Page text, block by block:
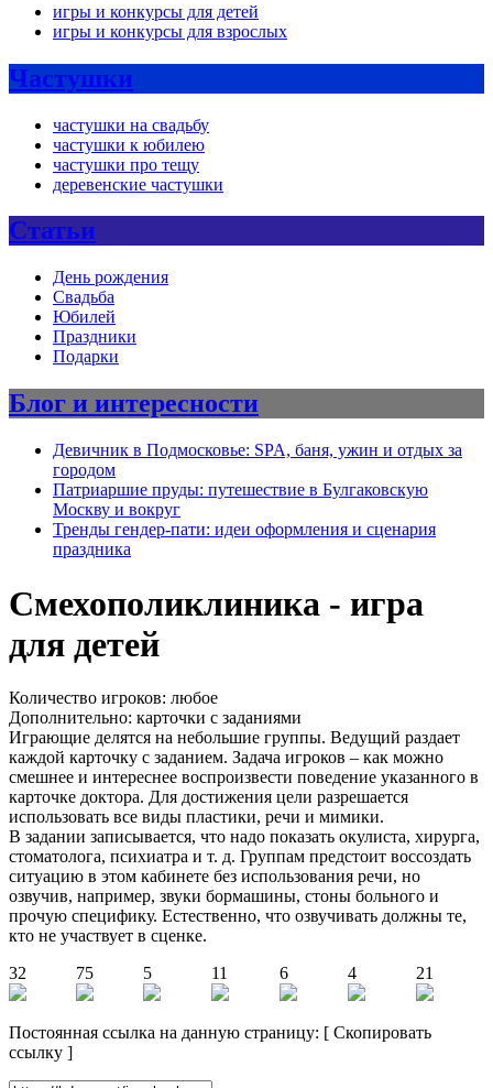
игры и конкурсы для детей
игры и конкурсы для взрослых
Частушки
частушки на свадьбу
частушки к юбилею
частушки про тещу
деревенские частушки
Статьи
День рождения
Свадьба
Юбилей
Праздники
Подарки
Блог и интересности
Девичник в Подмосковье: SPA, баня, ужин и отдых за
городом
Патриаршие пруды: путешествие в Булгаковскую
Москву и вокруг
Тренды гендер-пати: идеи оформления и сценария
праздника
Смехополиклиника - игра
для детей
Количество игроков: любое
Дополнительно: карточки с заданиями
Играющие делятся на небольшие группы. Ведущий раздает
каждой карточку с заданием. Задача игроков – как можно
смешнее и интереснее воспроизвести поведение указанного в
карточке доктора. Для достижения цели разрешается
использовать все виды пластики, речи и мимики.
В задании записывается, что надо показать окулиста, хирурга,
стоматолога, психиатра и т. д. Группам предстоит воссоздать
ситуацию в этом кабинете без использования речи, но
озвучив, например, звуки бормашины, стоны больного и
прочую специфику. Естественно, что озвучивать должны те,
кто не участвует в сценке.
32
75 5 11 6 4 21
Постоянная ссылка на данную страницу: [ Скопировать
ссылку ]